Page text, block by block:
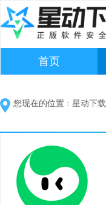
首页
您现在的位置 : 星动下载